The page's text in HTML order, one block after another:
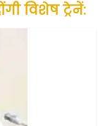
विशेष ट्रेनें:
की जल्द
के बाद लोगो